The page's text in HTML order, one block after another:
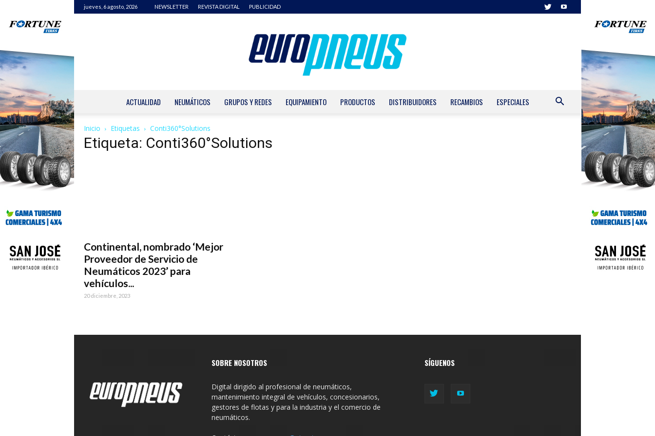
jueves, 6 agosto, 2026 NEWSLETTER REVISTA DIGITAL PUBLICIDAD
ACTUALIDAD NEUMÁTICOS GRUPOS Y REDES EQUIPAMIENTO PRODUCTOS DISTRIBUIDORES RECAMBIOS ESPECIALES
Inicio Etiquetas Conti360°Solutions
Etiqueta: Conti360°Solutions
Continental, nombrado ‘Mejor
Proveedor de Servicio de
Neumáticos 2023’ para
vehículos...
20 diciembre, 2023
SOBRE NOSOTROS
Digital dirigido al profesional de neumáticos,
mantenimiento integral de vehículos, concesionarios,
gestores de flotas y para la industria y el comercio de
neumáticos.
SÍGUENOS